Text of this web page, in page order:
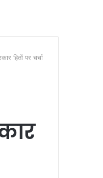
हितों पर चर्चा